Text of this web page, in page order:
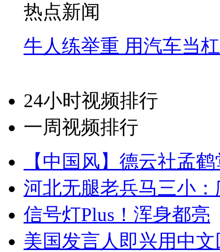
热点新闻
牛人练举重 用汽车当
24小时视频排行
一周视频排行
【中国风】德云社孟
河北无腿老兵马三小
信号灯Plus！浑身都亮
美国发言人即兴用中